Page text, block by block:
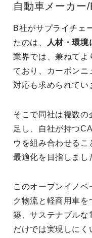
自動車メーカー/
B社がサプライチェ
たのは、
人材・環
業界では、兼ねてよ
ており、カーボン
対応も求められてい
そこで同社は複数の
足し、自社が持つ
ウを組み合わせる
最適化を目指しまし
このオープンイノ
ク物流と軽商用車
築、サステナブルな
だけでは実現しにく